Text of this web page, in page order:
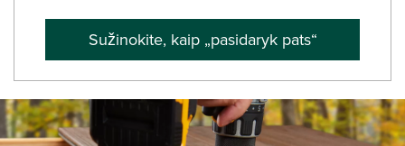
Sužinokite, kaip „pasidaryk pats“